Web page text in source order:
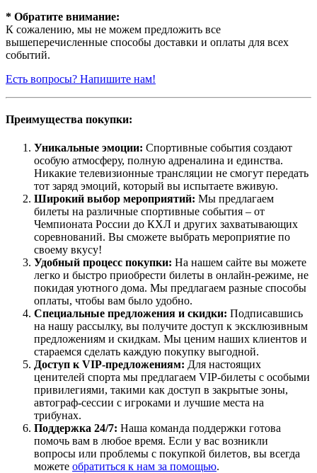
* Обратите внимание:
К сожалению, мы не можем предложить все
вышеперечисленные способы доставки и оплаты для всех
событий.
Есть вопросы? Напишите нам!
Преимущества покупки:
Уникальные эмоции: Спортивные события создают
особую атмосферу, полную адреналина и единства.
Никакие телевизионные трансляции не смогут передать
тот заряд эмоций, который вы испытаете вживую.
Широкий выбор мероприятий: Мы предлагаем
билеты на различные спортивные события – от
Чемпионата России до КХЛ и других захватывающих
соревнований. Вы сможете выбрать мероприятие по
своему вкусу!
Удобный процесс покупки: На нашем сайте вы можете
легко и быстро приобрести билеты в онлайн-режиме, не
покидая уютного дома. Мы предлагаем разные способы
оплаты, чтобы вам было удобно.
Специальные предложения и скидки: Подписавшись
на нашу рассылку, вы получите доступ к эксклюзивным
предложениям и скидкам. Мы ценим наших клиентов и
стараемся сделать каждую покупку выгодной.
Доступ к VIP-предложениям: Для настоящих
ценителей спорта мы предлагаем VIP-билеты с особыми
привилегиями, такими как доступ в закрытые зоны,
автограф-сессии с игроками и лучшие места на
трибунах.
Поддержка 24/7: Наша команда поддержки готова
помочь вам в любое время. Если у вас возникли
вопросы или проблемы с покупкой билетов, вы всегда
можете обратиться к нам за помощью.